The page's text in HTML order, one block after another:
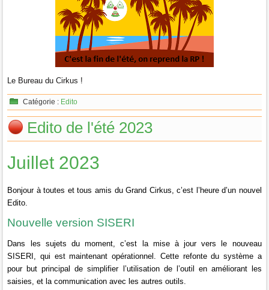
Le Bureau du Cirkus !
Catégorie : Edito
Edito de l'été 2023
Juillet 2023
Bonjour à toutes et tous amis du Grand Cirkus, c’est l’heure d’un nouvel
Edito.
Nouvelle version SISERI
Dans les sujets du moment, c’est la mise à jour vers le nouveau
SISERI, qui est maintenant opérationnel. Cette refonte du système a
pour but principal de simplifier l’utilisation de l’outil en améliorant les
saisies, et la communication avec les autres outils.